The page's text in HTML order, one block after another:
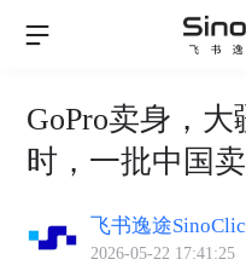
GoPro卖身，
时，一批中国
飞书逸途
2026-05-22 17:41:25